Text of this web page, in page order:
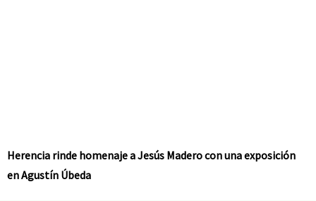
Herencia rinde homenaje a Jesús Madero con una exposición
en Agustín Úbeda